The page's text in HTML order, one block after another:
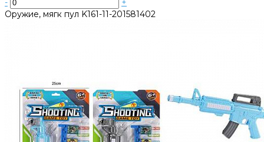
-
+
Оружие, мягк пул K161-11-201581402